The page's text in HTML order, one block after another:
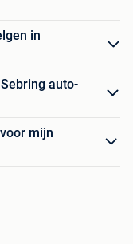
in
auto-
mijn